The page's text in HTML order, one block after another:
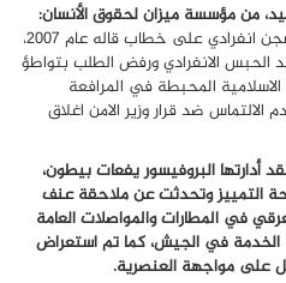
من مؤسسة ميزان لحقوق الأنسان:
اليوم رائد صلاح حوكم وسجن في سجن انفرادي على خطاب قاله عام 2007،
الحبس الانفرادي ورفض الطلب بتواطؤ
المحبطة في المرافعة
ضد قرار وزير الامن اغلاق
أدارتها البروفيسور يفعات بيطون،
التمييزوتحدثت عن ملاحقة عنف
في المطارات والمواصلات العامة
الخدمة في الجيش، كما تم استعراض
على مواجهة العنصرية.